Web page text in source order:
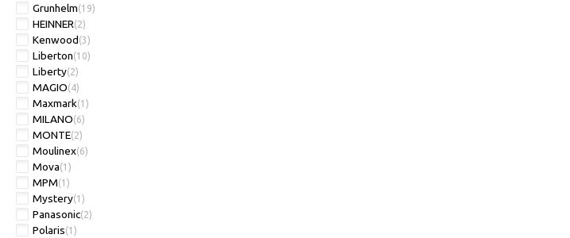
Grunhelm(19)
HEINNER(2)
Kenwood(3)
Liberton(10)
Liberty(2)
MAGIO(4)
Maxmark(1)
MILANO(6)
MONTE(2)
Moulinex(6)
Mova(1)
MPM(1)
Mystery(1)
Panasonic(2)
Polaris(1)